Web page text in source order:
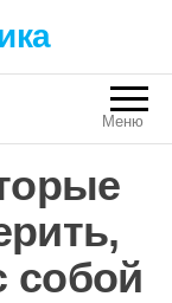
Меню
собой